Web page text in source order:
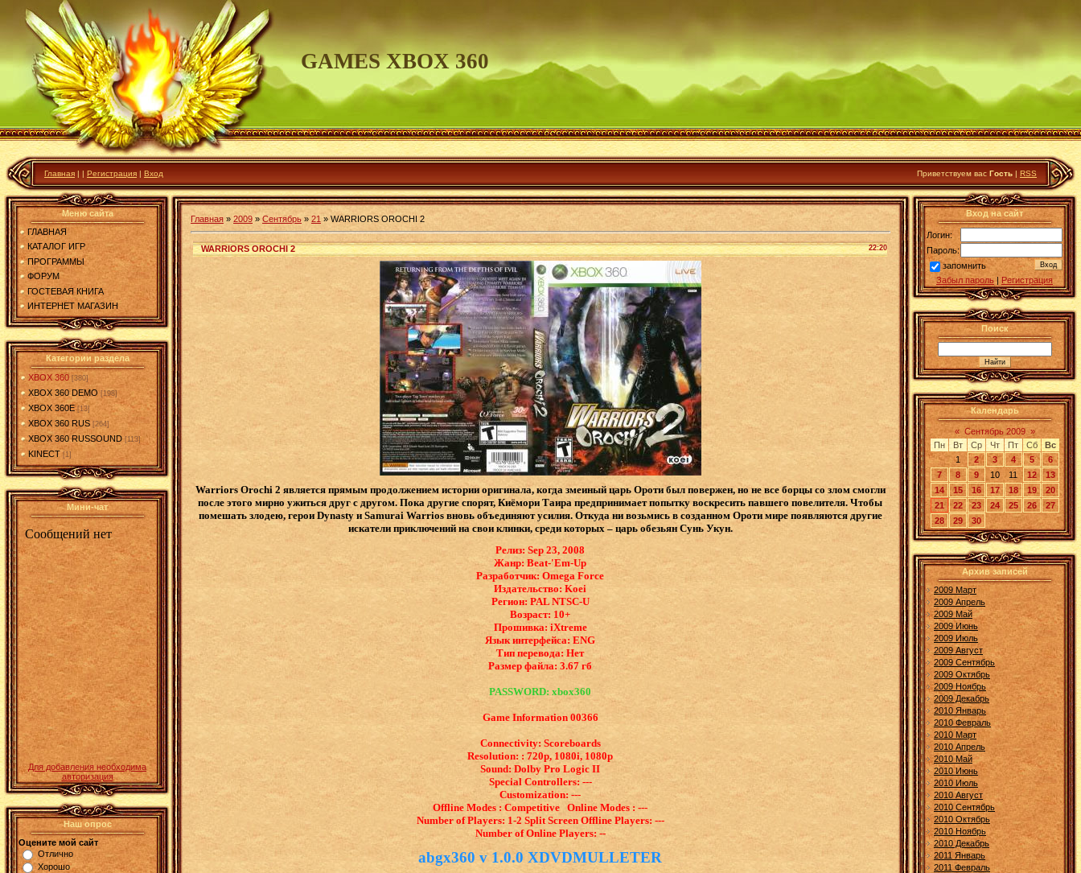
GAMES XBOX 360
Главная | | Регистрация | Вход Приветствуем вас Гость | RSS
Меню сайта
ГЛАВНАЯ
КАТАЛОГ ИГР
ПРОГРАММЫ
ФОРУМ
ГОСТЕВАЯ КНИГА
ИНТЕРНЕТ МАГАЗИН
Категории раздела
XBOX 360 [380]
XBOX 360 DEMO [198]
XBOX 360E [13]
XBOX 360 RUS [264]
XBOX 360 RUSSOUND [113]
KINECT [1]
Мини-чат
Для добавления необходима
авторизация
Наш опрос
Оцените мой сайт
Отлично
Хорошо
Главная » 2009 » Сентябрь » 21 » WARRIORS OROCHI 2
22:20
WARRIORS OROCHI 2
Warriors Orochi 2 является прямым продолжением истории оригинала, когда змеиный царь Ороти был повержен, но не все борцы со злом смогли
после этого мирно ужиться друг с другом. Пока другие спорят, Киёмори Таира предпринимает попытку воскресить павшего повелителя. Чтобы
помешать злодею, герои Dynasty и Samurai Warrios вновь объединяют усилия. Откуда ни возьмись в созданном Ороти мире появляются другие
искатели приключений на свои клинки, среди которых – царь обезьян Сунь Укун.
Релиз: Sep 23, 2008
Жанр: Beat-'Em-Up
Разработчик: Omega Force
Издательство: Koei
Регион: PAL NTSC-U
Возраст: 10+
Прошивка: iXtreme
Язык интерфейса: ​ENG
Тип перевода: Нет
Размер файла: 3.67 гб
PASSWORD: xbox360
Game Information 00366
Connectivity: Scoreboards
Resolution: : 720p, 1080i, 1080p
Sound: Dolby Pro Logic II
Special Controllers: ---
Customization: ---
Offline Modes : Competitive Online Modes : ---
Number of Players: 1-2 Split Screen Offline Players: ---
Number of Online Players: --
abgx360 v 1.0.0 XDVDMULLETER
Вход на сайт
Логин:
Пароль:
запомнить
Забыл пароль | Регистрация
Поиск
Календарь
« Сентябрь 2009 »
Пн
Вт Ср Чт Пт Сб
Вс
1
2 3 4 5
6
7
8 9 10 11 12
13
14
15 16 17 18 19
20
21
22 23 24 25 26
27
28
29 30
Архив записей
2009 Март
2009 Апрель
2009 Май
2009 Июнь
2009 Июль
2009 Август
2009 Сентябрь
2009 Октябрь
2009 Ноябрь
2009 Декабрь
2010 Январь
2010 Февраль
2010 Март
2010 Апрель
2010 Май
2010 Июнь
2010 Июль
2010 Август
2010 Сентябрь
2010 Октябрь
2010 Ноябрь
2010 Декабрь
2011 Январь
2011 Февраль